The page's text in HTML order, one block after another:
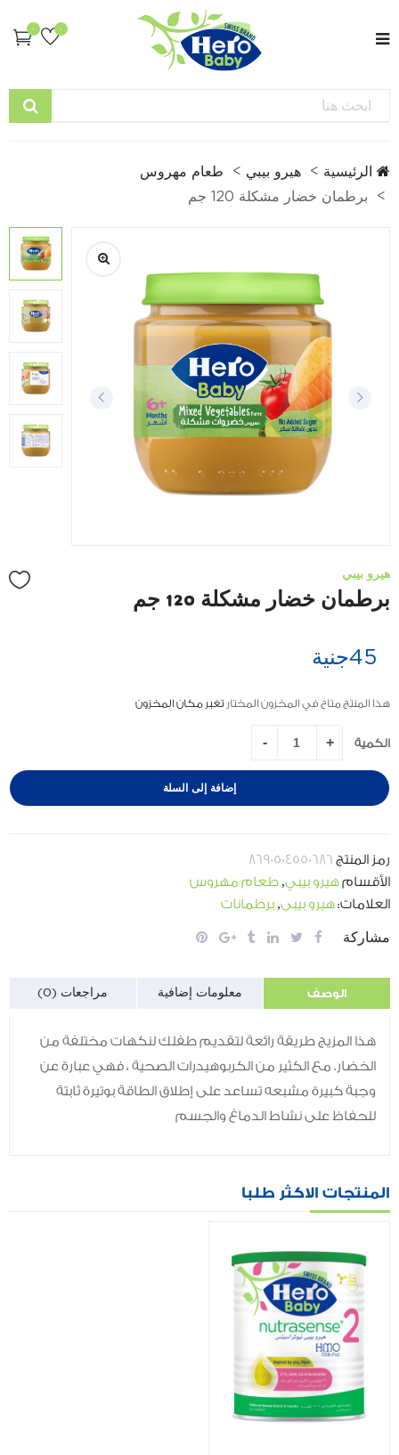
0
الرئيسية هيرو بيبي
طعام مهروس
برطمان خضار مشكلة 120 جم
هيرو بيبي
برطمان خضار مشكلة 120 جم
45جنية
هذا المنتج متاح في المخزون المختارتغبر مكان المخزون
الكمية
إضافة إلى السلة
رمز المنتج8690504550686
الأقسامهيرو بيبي, طعام مهروس
العلامات:هيرو بيبي, برطمانات
مشاركة
الوصف معلومات إضافية مراجعات (0)
هذا المزيج طريقة رائعة لتقديم طفلك لنكهات مختلفة من
الخضار. مع الكثير من الكربوهيدرات الصحية ، فهي عبارة عن
وجبة كبيرة مشبعه تساعد على إطلاق الطاقة بوتيرة ثابتة
للحفاظ على نشاط الدماغ والجسم
المنتجات الاكثر طلبا